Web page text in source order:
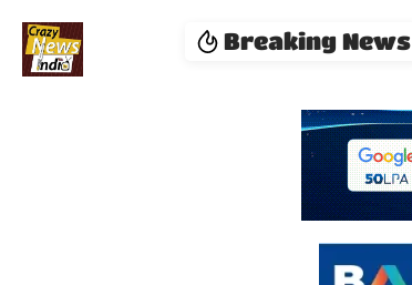
Breaking News